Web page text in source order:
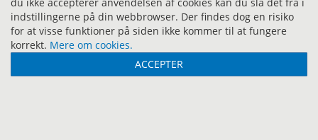
indstillingerne på din webbrowser. Der findes dog en risiko
for at visse funktioner på siden ikke kommer til at fungere
korrekt. Mere om cookies.
ACCEPTER